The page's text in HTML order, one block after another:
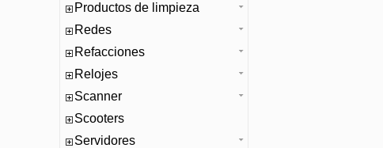
Productos de limpieza
Redes
Refacciones
Relojes
Scanner
Scooters
Servidores